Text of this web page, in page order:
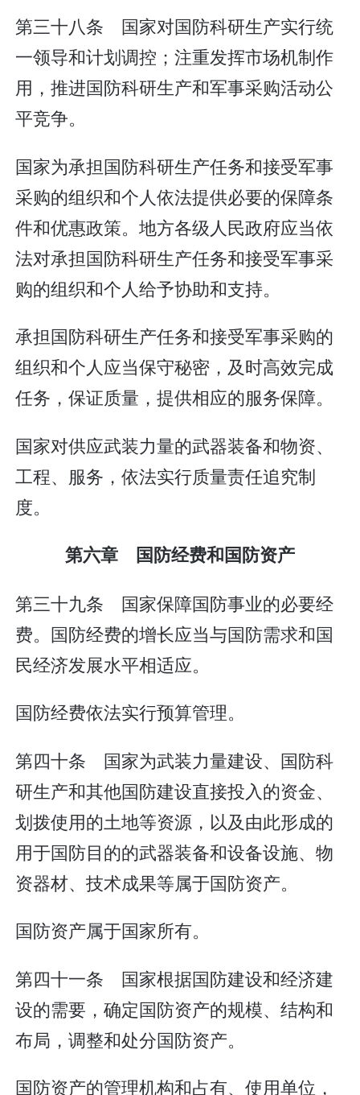
第三十八条 国家对国防科研生产实行统
一领导和计划调控；注重发挥市场机制作
用，推进国防科研生产和军事采购活动公
平竞争。
国家为承担国防科研生产任务和接受军事
采购的组织和个人依法提供必要的保障条
件和优惠政策。地方各级人民政府应当依
法对承担国防科研生产任务和接受军事采
购的组织和个人给予协助和支持。
承担国防科研生产任务和接受军事采购的
组织和个人应当保守秘密，及时高效完成
任务，保证质量，提供相应的服务保障。
国家对供应武装力量的武器装备和物资、
工程、服务，依法实行质量责任追究制
度。
第六章 国防经费和国防资产
第三十九条 国家保障国防事业的必要经
费。国防经费的增长应当与国防需求和国
民经济发展水平相适应。
国防经费依法实行预算管理。
第四十条 国家为武装力量建设、国防科
研生产和其他国防建设直接投入的资金、
划拨使用的土地等资源，以及由此形成的
用于国防目的的武器装备和设备设施、物
资器材、技术成果等属于国防资产。
国防资产属于国家所有。
第四十一条 国家根据国防建设和经济建
设的需要，确定国防资产的规模、结构和
布局，调整和处分国防资产。
国防资产的管理机构和占有、使用单位，